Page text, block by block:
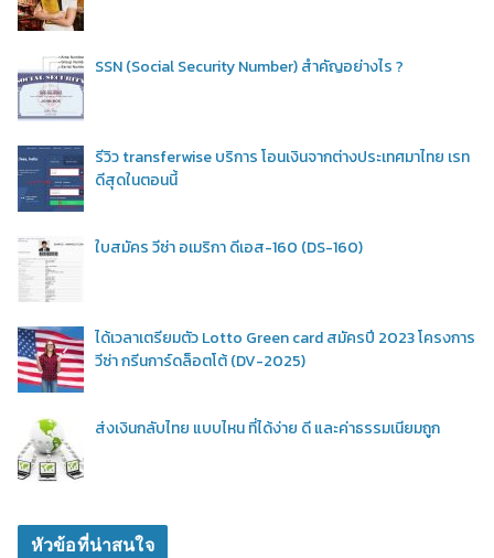
SSN (Social Security Number) สำคัญอย่างไร ?
รีวิว transferwise บริการ โอนเงินจากต่างประเทศมาไทย เรท
ดีสุดในตอนนี้
ใบสมัคร วีซ่า อเมริกา ดีเอส-160 (DS-160)
ได้เวลาเตรียมตัว Lotto Green card สมัครปี 2023 โครงการ
วีซ่า กรีนการ์ดล็อตโต้ (DV-2025)
ส่งเงินกลับไทย แบบไหน ที่ได้ง่าย ดี และค่าธรรมเนียมถูก
หัวข้อที่น่าสนใจ